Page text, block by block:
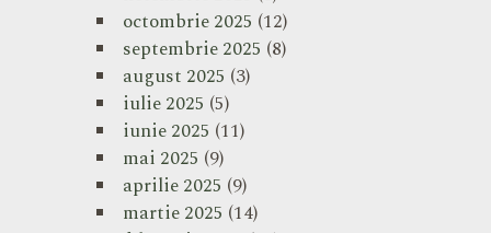
octombrie 2025 (12)
septembrie 2025 (8)
august 2025 (3)
iulie 2025 (5)
iunie 2025 (11)
mai 2025 (9)
aprilie 2025 (9)
martie 2025 (14)